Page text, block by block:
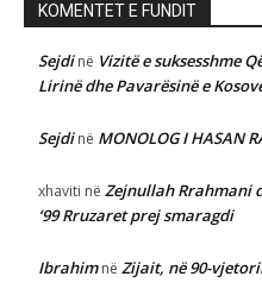
KOMENTET E FUNDIT
Sejdinë Vizitë e suksesshme
Lirinë dhe Pavarësinë e
Sejdinë MONOLOG I HASAN
xhaviti në Zejnullah Rrahmani
‘99 Rruzaret prej smaragdi
Ibrahimnë Zijait, në 90-